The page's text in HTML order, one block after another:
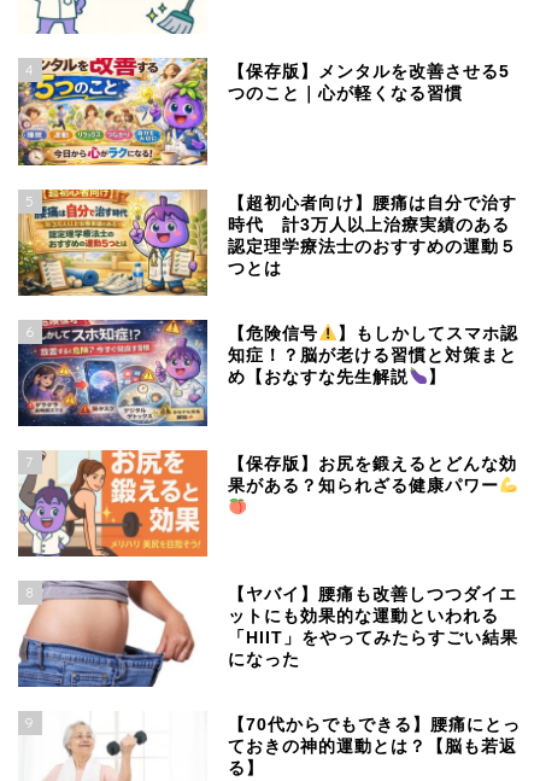
4
【保存版】メンタルを改善させる5
つのこと｜心が軽くなる習慣
5
【超初心者向け】腰痛は自分で治す
時代 計3万人以上治療実績のある
認定理学療法士のおすすめの運動５
つとは
6 【危険信号
】もしかしてスマホ認
知症！？脳が老ける習慣と対策まと
め【おなすな先生解説
】
7
【保存版】お尻を鍛えるとどんな効
果がある？知られざる健康パワー
8
【ヤバイ】腰痛も改善しつつダイエ
ットにも効果的な運動といわれる
「HIIT」をやってみたらすごい結果
になった
9
【70代からでもできる】腰痛にとっ
ておきの神的運動とは？【脳も若返
る】